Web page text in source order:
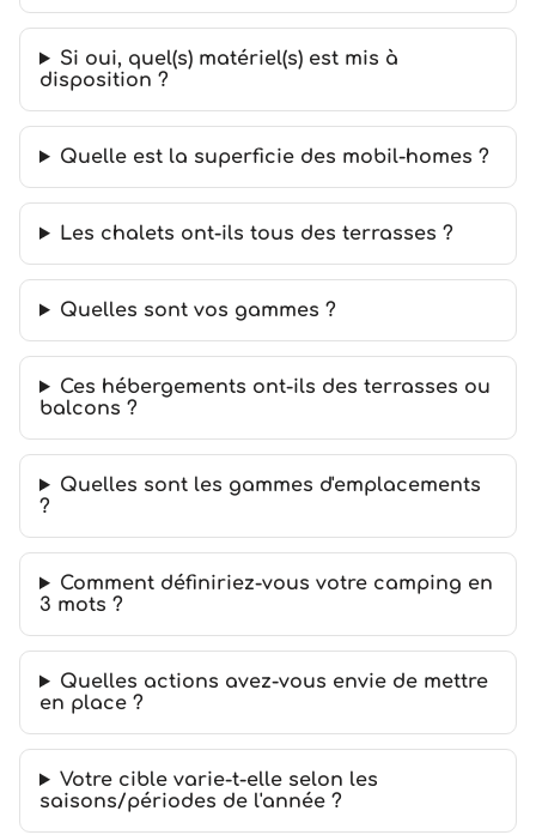
Si oui, quel(s) matériel(s) est mis à
disposition ?
Quelle est la superficie des mobil-homes ?
Les chalets ont-ils tous des terrasses ?
Quelles sont vos gammes ?
Ces hébergements ont-ils des terrasses ou
balcons ?
Quelles sont les gammes d'emplacements
?
Comment définiriez-vous votre camping en
3 mots ?
Quelles actions avez-vous envie de mettre
en place ?
Votre cible varie-t-elle selon les
saisons/périodes de l'année ?